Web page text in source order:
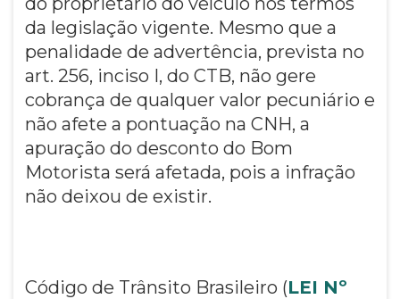
da legislação vigente. Mesmo que a
penalidade de advertência, prevista no
art. 256, inciso I, do CTB, não gere
cobrança de qualquer valor pecuniário e
não afete a pontuação na CNH, a
apuração do desconto do Bom
Motorista será afetada, pois a infração
não deixou de existir.
Código de Trânsito Brasileiro (LEI Nº